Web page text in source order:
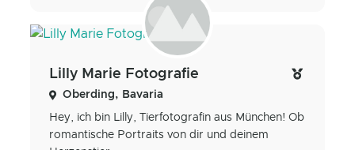
Lilly Marie Fotografie
Oberding, Bavaria
Hey, ich bin Lilly, Tierfotografin aus München! Ob
romantische Portraits von dir und deinem